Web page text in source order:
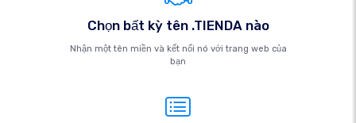
Chọn bất kỳ tên .TIENDA nào
Nhận một tên miền và kết nối nó với trang web của
bạn